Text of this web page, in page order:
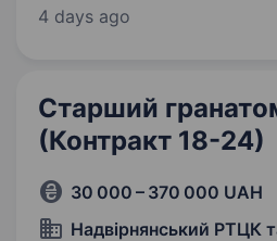
готовність виконувати
4 days ago
Старший
(Контракт 18-24)
30 000 – 370 000 UAH
Надвірнянський РТЦК